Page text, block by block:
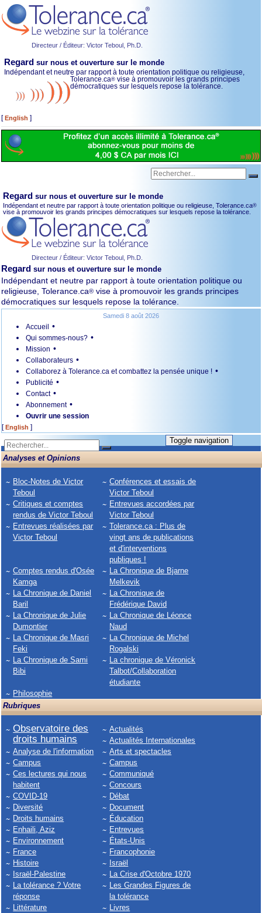
Directeur / Éditeur: Victor Teboul, Ph.D.
Regard sur nous et ouverture sur le monde
Indépendant et neutre par rapport à toute orientation politique ou religieuse,
Tolerance.ca® vise à promouvoir les grands principes
démocratiques sur lesquels repose la tolérance.
[English ]
Regard sur nous et ouverture sur le monde
Indépendant et neutre par rapport à toute orientation politique ou religieuse, Tolerance.ca®
vise à promouvoir les grands principes démocratiques sur lesquels repose la tolérance.
Directeur / Éditeur: Victor Teboul, Ph.D.
Regard sur nous et ouverture sur le monde
Indépendant et neutre par rapport à toute orientation politique ou
religieuse, Tolerance.ca® vise à promouvoir les grands principes
démocratiques sur lesquels repose la tolérance.
Samedi 8 août 2026
Accueil •
Qui sommes-nous? •
Mission •
Collaborateurs •
Collaborez à Tolerance.ca et combattez la pensée unique ! •
Publicité •
Contact •
Abonnement •
Ouvrir une session
[English ]
Toggle navigation
Analyses et Opinions
Bloc-Notes de Victor
Teboul
Conférences et essais de
Victor Teboul
Critiques et comptes
rendus de Victor Teboul
Entrevues accordées par
Victor Teboul
Entrevues réalisées par
Victor Teboul
Tolerance.ca : Plus de
vingt ans de publications
et d'interventions
publiques !
Comptes rendus d'Osée
Kamga
La Chronique de Bjarne
Melkevik
La Chronique de Daniel
Baril
La Chronique de
Frédérique David
La Chronique de Julie
Dumontier
La Chronique de Léonce
Naud
La Chronique de Masri
Feki
La Chronique de Michel
Rogalski
La Chronique de Sami
Bibi
La chronique de Véronick
Talbot/Collaboration
étudiante
Philosophie
Rubriques
Observatoire des
droits humains
Actualités
Actualités Internationales
Analyse de l'information
Arts et spectacles
Campus
Campus
Ces lectures qui nous
habitent
Communiqué
Concours
COVID-19
Débat
Diversité
Document
Droits humains
Éducation
Enhaili, Aziz
Entrevues
Environnement
États-Unis
France
Francophonie
Histoire
Israël
Israël-Palestine
La Crise d'Octobre 1970
La tolérance ? Votre
réponse
Les Grandes Figures de
la tolérance
Littérature
Livres